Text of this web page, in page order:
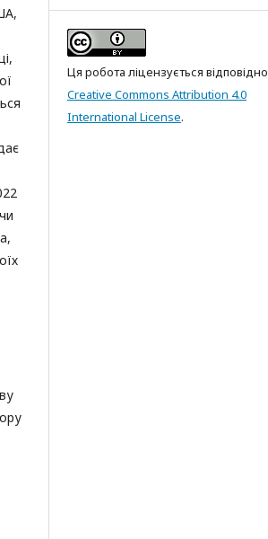
Ця робота ліцензується
Creative Commons Attribution 4.0
International License.